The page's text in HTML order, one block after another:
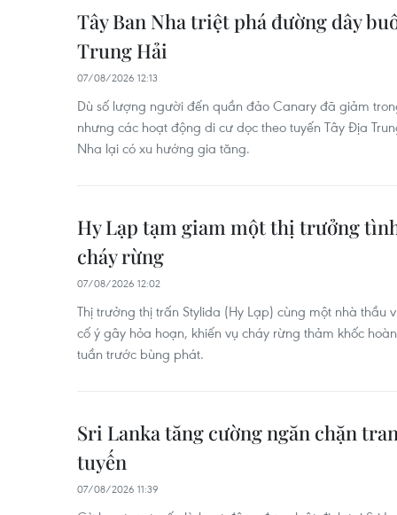
Tây Ban Nha triệt phá đường dây
Trung Hải
07/08/2026 12:13
Dù số lượng người đến quần đảo Canary đã giảm
nhưng các hoạt động di cư dọc theo tuyến Tây Địa
Nha lại có xu hướng gia tăng.
Hy Lạp tạm giam một thị trưởng
cháy rừng
07/08/2026 12:02
Thị trưởng thị trấn Stylida (Hy Lạp) cùng một nhà thầu
cố ý gây hỏa hoạn, khiến vụ cháy rừng thảm khốc
tuần trước bùng phát.
Sri Lanka tăng cường ngăn chặn
tuyến
07/08/2026 11:39